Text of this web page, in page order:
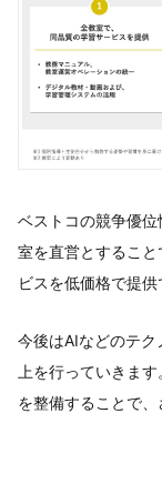
ベストコの競争優
室を直営とするこ
ビスを低価格で提供
今後はAIなどのテ
上を行っていきま
を整備することで、